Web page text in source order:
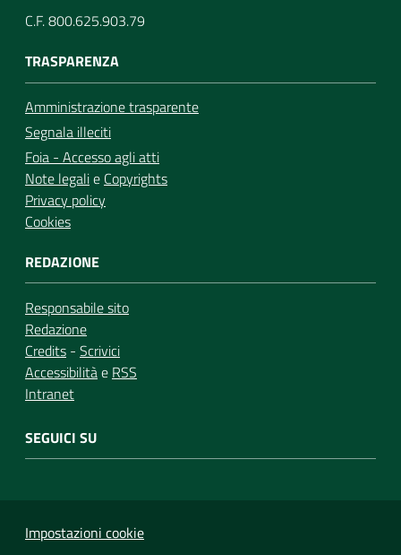
C.F. 800.625.903.79
TRASPARENZA
Amministrazione trasparente
Segnala illeciti
Foia - Accesso agli atti
Note legalie Copyrights
Privacy policy
Cookies
REDAZIONE
Responsabile sito
Redazione
Credits - Scrivici
Accessibilitàe RSS
Intranet
SEGUICI SU
Impostazioni cookie